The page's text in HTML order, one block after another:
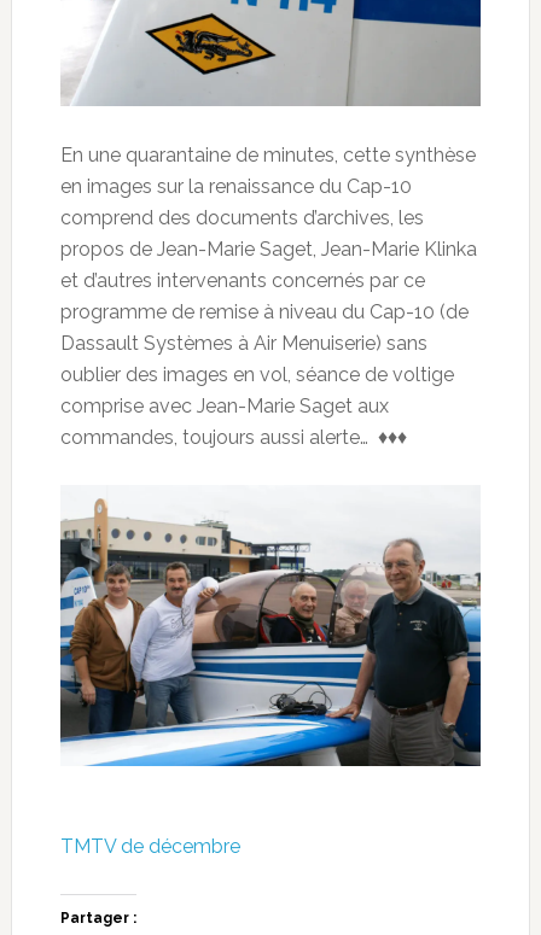
En une quarantaine de minutes, cette synthèse
en images sur la renaissance du Cap-10
comprend des documents d’archives, les
propos de Jean-Marie Saget, Jean-Marie Klinka
et d’autres intervenants concernés par ce
programme de remise à niveau du Cap-10 (de
Dassault Systèmes à Air Menuiserie) sans
oublier des images en vol, séance de voltige
comprise avec Jean-Marie Saget aux
commandes, toujours aussi alerte… ♦♦♦
TMTV de décembre
Partager :